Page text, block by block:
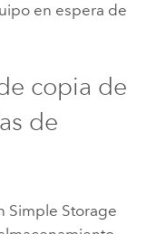
en espera de
copia de
de
Simple Storage